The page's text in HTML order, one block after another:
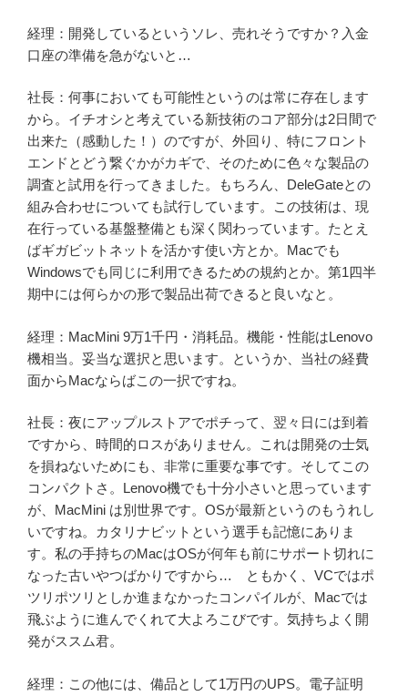
経理：開発しているというソレ、売れそうですか？入金
口座の準備を急がないと…
社長：何事においても可能性というのは常に存在します
から。イチオシと考えている新技術のコア部分は2日間で
出来た（感動した！）のですが、外回り、特にフロント
エンドとどう繋ぐかがカギで、そのために色々な製品の
調査と試用を行ってきました。もちろん、DeleGateとの
組み合わせについても試行しています。この技術は、現
在行っている基盤整備とも深く関わっています。たとえ
ばギガビットネットを活かす使い方とか。Macでも
Windowsでも同じに利用できるための規約とか。第1四半
期中には何らかの形で製品出荷できると良いなと。
経理：MacMini 9万1千円・消耗品。機能・性能はLenovo
機相当。妥当な選択と思います。というか、当社の経費
面からMacならばこの一択ですね。
社長：夜にアップルストアでポチって、翌々日には到着
ですから、時間的ロスがありません。これは開発の士気
を損ねないためにも、非常に重要な事です。そしてこの
コンパクトさ。Lenovo機でも十分小さいと思っています
が、MacMini は別世界です。OSが最新というのもうれし
いですね。カタリナビットという選手も記憶にありま
す。私の手持ちのMacはOSが何年も前にサポート切れに
なった古いやつばかりですから… ともかく、VCではポ
ツリポツリとしか進まなかったコンパイルが、Macでは
飛ぶように進んでくれて大よろこびです。気持ちよく開
発がススム君。
経理：この他には、備品として1万円のUPS。電子証明